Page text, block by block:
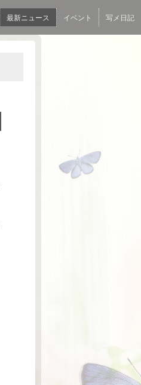
最新ニュース イベント 写メ日記